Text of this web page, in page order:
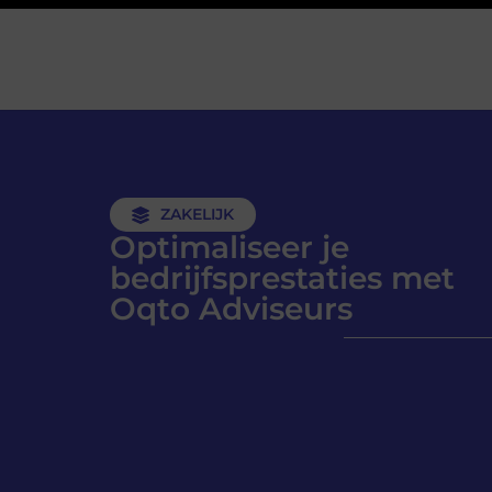
ZAKELIJK
Optimaliseer je
bedrijfsprestaties met
Oqto Adviseurs